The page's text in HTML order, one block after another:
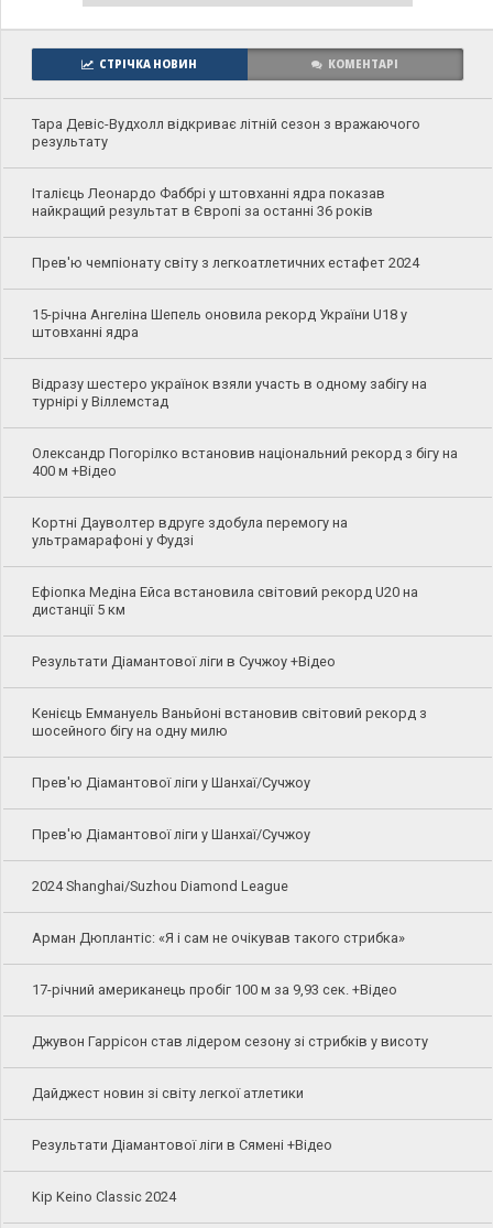
СТРІЧКА НОВИН КОМЕНТАРІ
Тара Девіс-Вудхолл відкриває літній сезон з вражаючого
результату
Італієць Леонардо Фаббрі у штовханні ядра показав
найкращий результат в Європі за останні 36 років
Прев'ю чемпіонату світу з легкоатлетичних естафет 2024
15-річна Ангеліна Шепель оновила рекорд України U18 у
штовханні ядра
Відразу шестеро українок взяли участь в одному забігу на
турнірі у Віллемстад
Олександр Погорілко встановив національний рекорд з бігу на
400 м +Відео
Кортні Дауволтер вдруге здобула перемогу на
ультрамарафоні у Фудзі
Ефіопка Медіна Ейса встановила світовий рекорд U20 на
дистанції 5 км
Результати Діамантової ліги в Сучжоу +Відео
Кенієць Еммануель Ваньйоні встановив світовий рекорд з
шосейного бігу на одну милю
Прев'ю Діамантової ліги у Шанхаї/Сучжоу
Прев'ю Діамантової ліги у Шанхаї/Сучжоу
2024 Shanghai/Suzhou Diamond League
Арман Дюплантіс: «Я і сам не очікував такого стрибка»
17-річний американець пробіг 100 м за 9,93 сек. +Відео
Джувон Гаррісон став лідером сезону зі стрибків у висоту
Дайджест новин зі світу легкої атлетики
Результати Діамантової ліги в Сямені +Відео
Kip Keino Classic 2024